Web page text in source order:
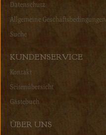
Datenschutz
Allgemeine Geschäftsbedingungen
Suche
KUNDENSERVICE
Kontakt
Seitenübersicht
Gästebuch
ÜBER UNS